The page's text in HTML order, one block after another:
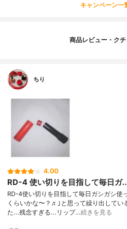
キャンペーン一
商品レビュー・ク
ちり
4.00
RD-4 使い切りを目指して毎日ガ
RD-4使い切りを目指して毎日ガシガシ使
くらいかな〜？♬｣と思って繰り出してい
た...残念すぎる...リップ…続きを見る